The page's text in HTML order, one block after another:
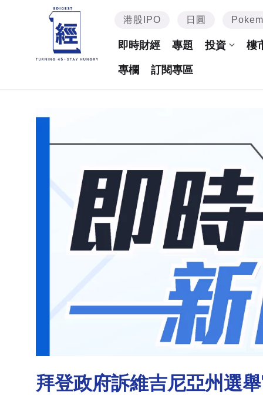
港股IPO 日圓
即時財經 專題 投資 樓
專欄 訂閱專區
拜登政府訴維吉尼亞州選